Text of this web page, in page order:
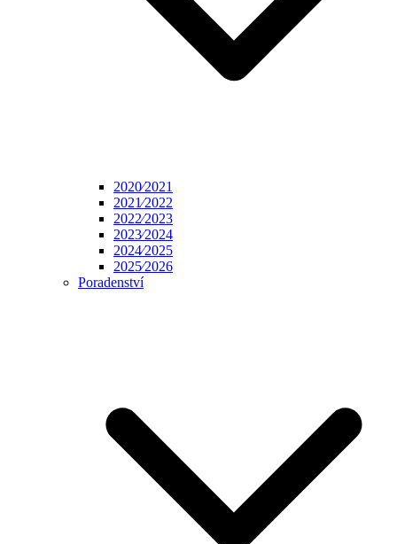
2020⁄2021
2021⁄2022
2022⁄2023
2023⁄2024
2024⁄2025
2025⁄2026
Poradenství